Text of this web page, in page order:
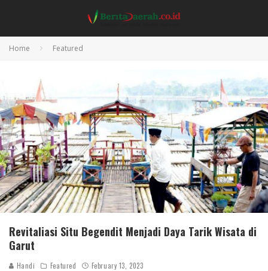
Home Featured
Revitaliasi Situ Begendit Menjadi Daya Tarik Wisata di
Garut
Handi Featured February 13, 2023